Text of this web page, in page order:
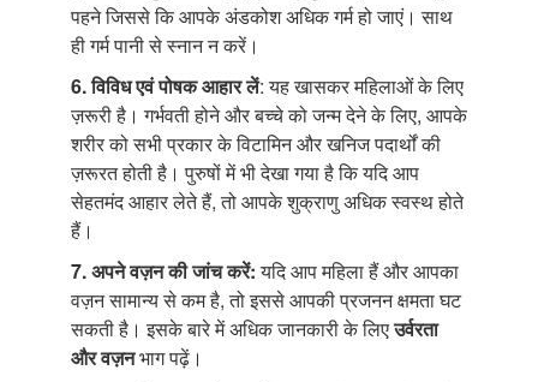
पहने जिससे कि आपके अंडकोश अधिक गर्म हो जाएं। साथ
ही गर्म पानी से स्नान न करें।
6. विविध एवं पोषकआहार लें: यह खासकर महिलाओं के लिए
ज़रूरी है। गर्भवती होने और बच्चे को जन्म देने के लिए, आपके
शरीर को सभी प्रकार के विटामिन और खनिज पदार्थों की
ज़रूरत होती है। पुरुषों में भी देखा गया है कि यदि आप
सेहतमंद आहार लेते हैं, तो आपके शुक्राणु अधिक स्वस्थ होते
हैं।
7. अपने वज़न की जांच करें:यदि आप महिला हैं और आपका
वज़न सामान्य से कम है, तो इससे आपकी प्रजनन क्षमता घट
सकती है। इसके बारे में अधिक जानकारी के लिएउर्वरता
और वज़नभाग पढ़ें।